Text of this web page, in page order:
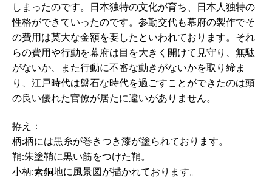
しまったのです。日本独特の文化が育ち、日本人独特の
性格ができていったのです。参勤交代も幕府の製作でそ
の費用は莫大な金額を要したといわれております。それ
らの費用や行動を幕府は目を大きく開けて見守り、無駄
がないか、また行動に不審な動きがないかを取り締ま
り、江戸時代は盤石な時代を過ごすことができたのは頭
の良い優れた官僚が居たに違いがありません。
拵え：
柄:柄には黒糸が巻きつき漆が塗られております。
鞘:朱塗鞘に黒い筋をつけた鞘。
小柄:素銅地に風景図が描かれております。